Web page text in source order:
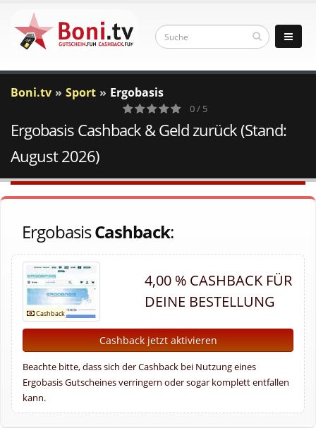
Boni.tv Sport Ergobasis
0
Votes
0 / 5
Ergobasis Cashback & Geld zurück (Stand:
August 2026)
ErgobasisCashback:
4,00 % CASHBACK FÜR
DEINE BESTELLUNG
Cashback jetzt aktivieren
Beachte bitte, dass sich der Cashback bei Nutzung eines
Ergobasis Gutscheines verringern oder sogar komplett entfallen
kann.